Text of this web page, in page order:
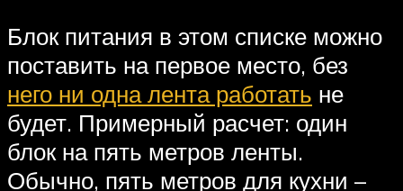
Блок питания в этом списке можно
поставить на первое место, без
него ни одна лента работать не
будет. Примерный расчет: один
блок на пять метров ленты.
Обычно, пять метров для кухни –